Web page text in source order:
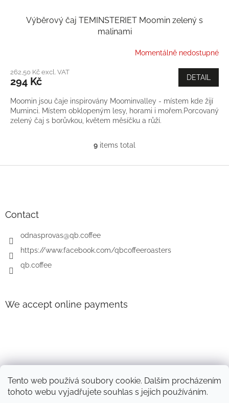
Tento web používá soubory cookie. Dalším procházením
tohoto webu vyjadřujete souhlas s jejich používáním.
Výběrový čaj TEMINSTERIET Moomin zelený s
malinami
Momentálně nedostupné
262,50 Kč excl. VAT
294 Kč DETAIL
Moomin jsou čaje inspirovány Moominvalley - místem kde žijí
Muminci. Místem obklopeným lesy, horami i mořem.Porcovaný
zelený čaj s borůvkou, květem měsíčku a růží.
L
s
t
9 items total
eContact
odnasprovas@qb.coffee
https://www.facebook.com/qbcoffeeroasters
qb.coffee
We accept online payments